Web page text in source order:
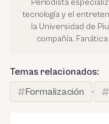
Periodista
tecnología y el
la Universidad de
compañía.
Temas relacionados:
Formalización
·